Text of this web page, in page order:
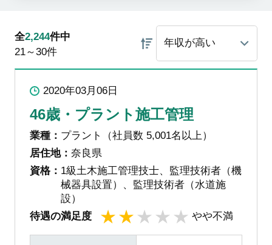
全2,244件中
21～30件
2020年03月06日
46歳・プラント施工管理
業種： プラント（社員数 5,001名以上）
居住地： 奈良県
資格： 1級土木施工管理技士、監理技術者（機
械器具設置）、監理技術者（水道施
設）
待遇の満足度
やや不満